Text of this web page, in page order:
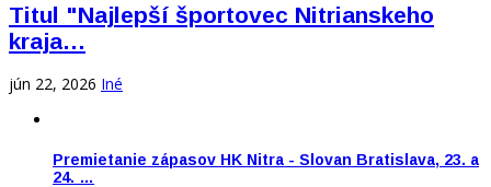
Titul "Najlepší športovec Nitrianskeho
kraja…
jún 22, 2026 Iné
Premietanie zápasov HK Nitra - Slovan Bratislava, 23. a
24. …